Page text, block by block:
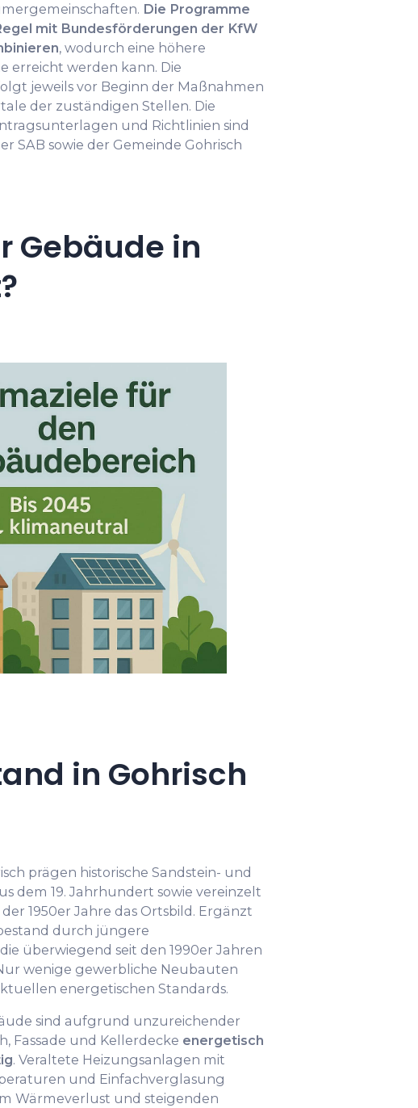
Die Programme
mit Bundesförderungen der KfW
, wodurch eine höhere
erreicht werden kann. Die
jeweils vor Beginn der Maßnahmen
der zuständigen Stellen. Die
und Richtlinien sind
SAB sowie der Gemeinde Gohrisch
Gebäude in
in Gohrisch
prägen historische Sandstein- und
dem 19. Jahrhundert sowie vereinzelt
1950er Jahre das Ortsbild. Ergänzt
durch jüngere
überwiegend seit den 1990er Jahren
wenige gewerbliche Neubauten
energetischen Standards.
sind aufgrund unzureichender
Fassade und Kellerdecke energetisch
. Veraltete Heizungsanlagen mit
und Einfachverglasung
Wärmeverlust und steigenden